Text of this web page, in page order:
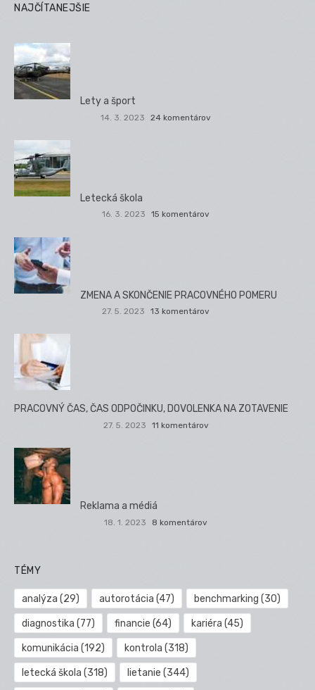
NAJČÍTANEJŠIE
Lety a šport
14. 3. 2023 24 komentárov
Letecká škola
16. 3. 2023 15 komentárov
ZMENA A SKONČENIE PRACOVNÉHO POMERU
27. 5. 2023 13 komentárov
PRACOVNÝ ČAS, ČAS ODPOČINKU, DOVOLENKA NA ZOTAVENIE
27. 5. 2023 11 komentárov
Reklama a médiá
18. 1. 2023 8 komentárov
TÉMY
analýza (29) autorotácia (47) benchmarking (30)
diagnostika (77) financie (64) kariéra (45)
komunikácia (192) kontrola (318)
letecká škola (318) lietanie (344)